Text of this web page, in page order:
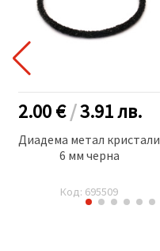
2.00 €/3.91лв.
Диадема метал кристали
6 мм черна
Код: 695509